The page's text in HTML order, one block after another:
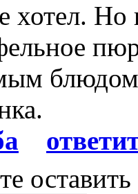
хотел. Но
блюдом,